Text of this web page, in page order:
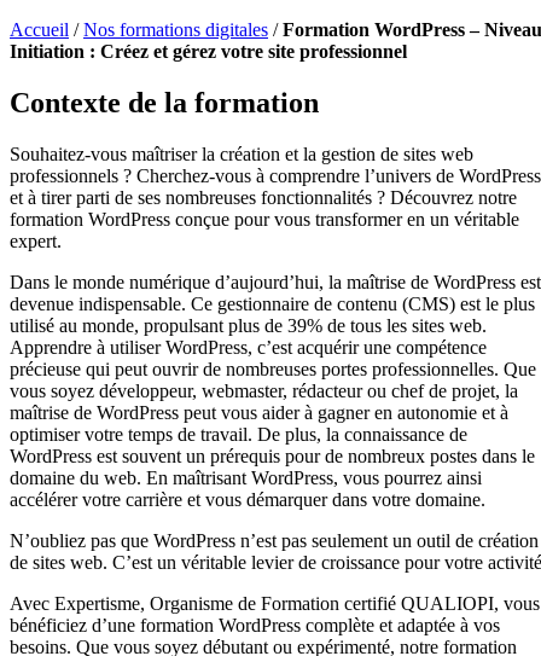
Accueil /Nos formations digitales /Formation WordPress – Niveau
Initiation : Créez et gérez votre site professionnel
Contexte de la formation
Souhaitez-vous maîtriser la création et la gestion de sites web
professionnels ? Cherchez-vous à comprendre l’univers de WordPress
et à tirer parti de ses nombreuses fonctionnalités ? Découvrez notre
formation WordPress conçue pour vous transformer en un véritable
expert.
Dans le monde numérique d’aujourd’hui, la maîtrise de WordPress est
devenue indispensable. Ce gestionnaire de contenu (CMS) est le plus
utilisé au monde, propulsant plus de 39% de tous les sites web.
Apprendre à utiliser WordPress, c’est acquérir une compétence
précieuse qui peut ouvrir de nombreuses portes professionnelles. Que
vous soyez développeur, webmaster, rédacteur ou chef de projet, la
maîtrise de WordPress peut vous aider à gagner en autonomie et à
optimiser votre temps de travail. De plus, la connaissance de
WordPress est souvent un prérequis pour de nombreux postes dans le
domaine du web. En maîtrisant WordPress, vous pourrez ainsi
accélérer votre carrière et vous démarquer dans votre domaine.
N’oubliez pas que WordPress n’est pas seulement un outil de création
de sites web. C’est un véritable levier de croissance pour votre
Avec Expertisme, Organisme de Formation certifié QUALIOPI, vous
bénéficiez d’une formation WordPress complète et adaptée à vos
besoins. Que vous soyez débutant ou expérimenté, notre formation